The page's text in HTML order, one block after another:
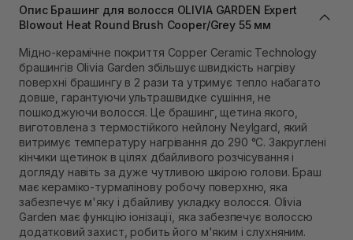
В наявності
Самовивіз м. Львів, вул. Степана Бандери 45
Самовивіз м. Рівне, вул. 16-го Липня, 15
В наявності
Самовивіз м. Рівне, вул. Кулика і Гудачека 23 (ТЦ
Екватор)
В наявності
Опис Брашинг для волосся OLIVIA GARDEN Expert
Blowout Heat Round Brush Cooper/Grey 55 мм
Мідно-керамічне покриття Copper Ceramic Technology
брашингів Olivia Garden збільшує швидкість нагріву
поверхні брашингу в 2 рази та утримує тепло набагато
довше, гарантуючи ультрашвидке сушіння, не
пошкоджуючи волосся. Це брашинг, щетина якого,
виготовлена з термостійкого нейлону Neylgard, який
витримує температуру нагрівання до 290 °C. Закруглені
кінчики щетинок в цілях дбайливого розчісування і
догляду навіть за дуже чутливою шкірою голови. Браш
має кераміко-турмалінову робочу поверхню, яка
забезпечує м'яку і дбайливу укладку волосся. Olivia
Garden має функцію іонізації, яка забезпечує волоссю
додатковий захист, робить його м'яким і слухняним.